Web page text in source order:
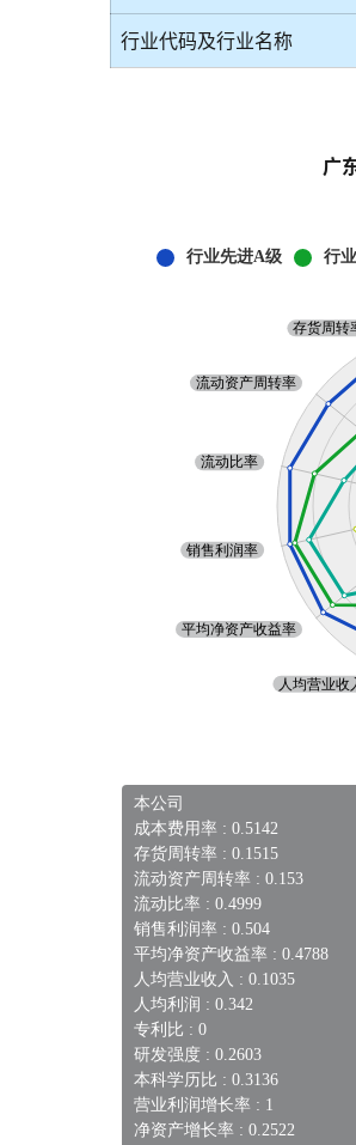
行业代码及行业名称
广
本公司
成本费用率 : 0.5142
存货周转率 : 0.1515
流动资产周转率 : 0.153
流动比率 : 0.4999
销售利润率 : 0.504
平均净资产收益率 : 0.4788
人均营业收入 : 0.1035
人均利润 : 0.342
专利比 : 0
研发强度 : 0.2603
本科学历比 : 0.3136
营业利润增长率 : 1
净资产增长率 : 0.2522